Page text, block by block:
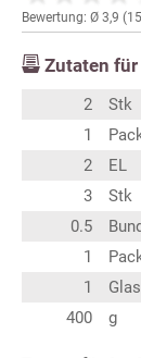
Bewertung: Ø 3,9 (15
Zutaten für
2 Stk
1
2
EL
3
Stk
0.5
1
1
Glas
400
g